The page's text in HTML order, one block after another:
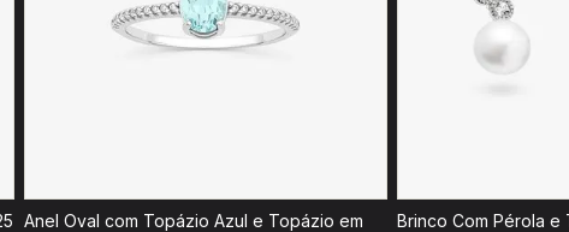
Anel Oval com Topázio Azul e Topázio em
Brinco Com Pérola e